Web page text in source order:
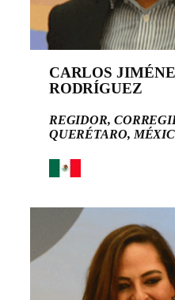
CARLOS
RODRÍGUEZ
REGIDOR,
QUERÉTARO,